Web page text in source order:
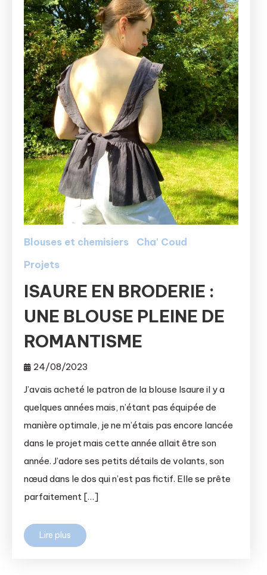
Blouses et chemisiers
Cha' Coud
Projets
ISAURE EN BRODERIE :
UNE BLOUSE PLEINE DE
ROMANTISME
24/08/2023
J’avais acheté le patron de la blouse Isaure il y a
quelques années mais, n’étant pas équipée de
manière optimale, je ne m’étais pas encore lancée
dans le projet mais cette année allait être son
année. J’adore ses petits détails de volants, son
nœud dans le dos qui n’est pas fictif. Elle se prête
parfaitement […]
Lire plus